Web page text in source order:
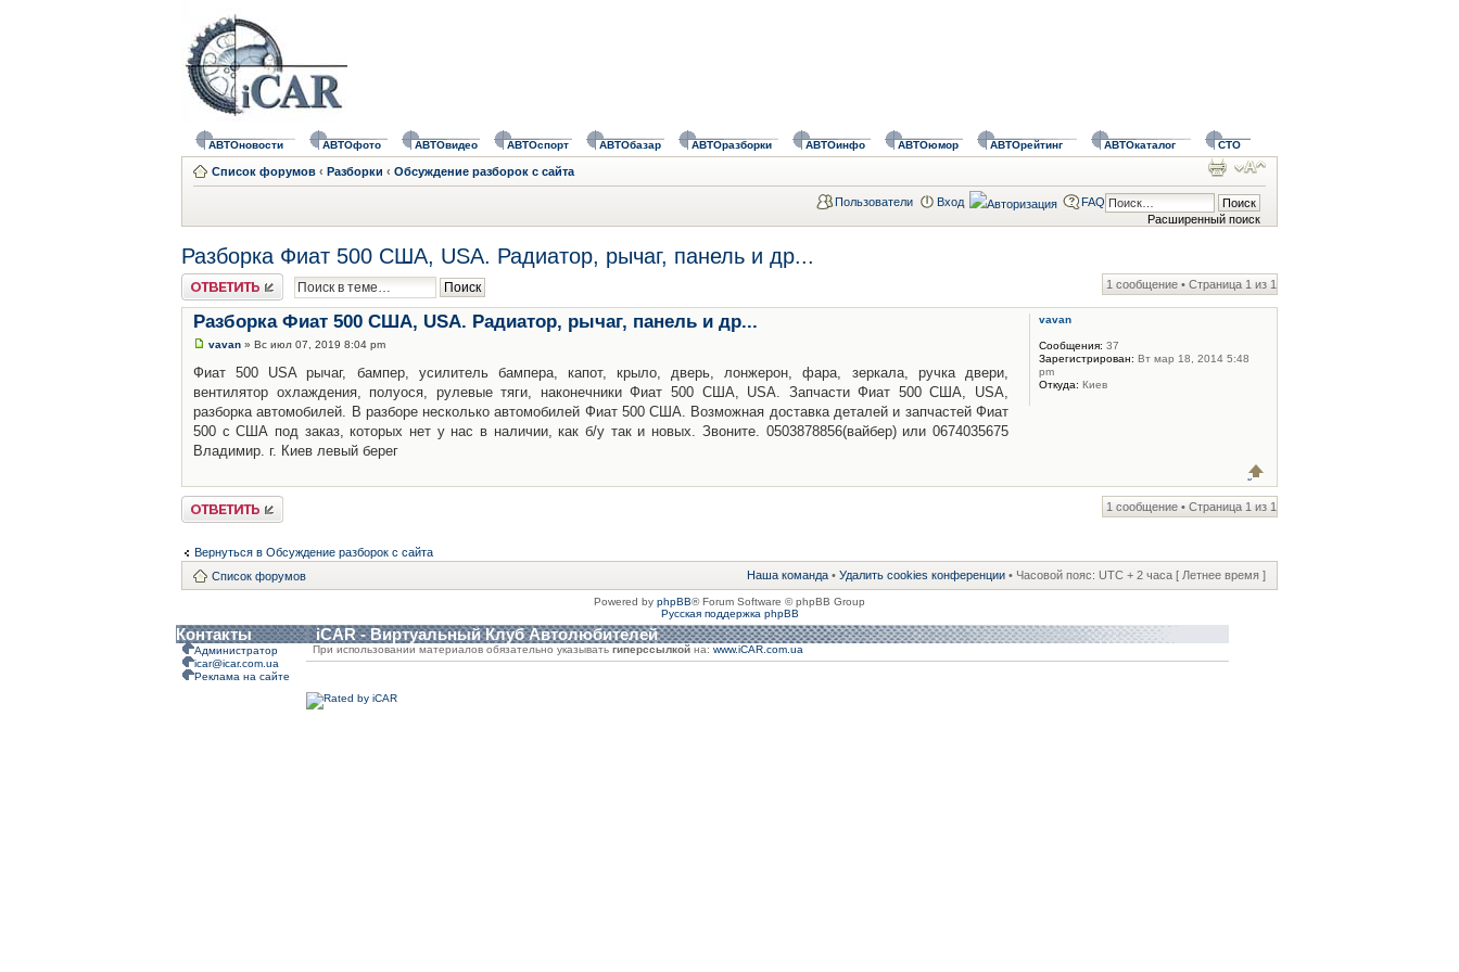
АВТОновости АВТОфото АВТОвидео АВТОспорт АВТОбазар АВТОразборки АВТОинфо АВТОюмор АВТОрейтинг АВТОкаталог СТО
Список форумов ‹ Разборки ‹ Обсуждение разборок с сайта
Расширенный поиск
Пользователи Вход FAQ
Разборка Фиат 500 США, USA. Радиатор, рычаг, панель и др...
Ответить 1 сообщение • Страница 1 из 1
Разборка Фиат 500 США, USA. Радиатор, рычаг, панель и др...
vavan » Вс июл 07, 2019 8:04 pm
Фиат 500 USA рычаг, бампер, усилитель бампера, капот, крыло, дверь, лонжерон, фара, зеркала, ручка двери,
вентилятор охлаждения, полуося, рулевые тяги, наконечники Фиат 500 США, USA. Запчасти Фиат 500 США, USA,
разборка автомобилей. В разборе несколько автомобилей Фиат 500 США. Возможная доставка деталей и запчастей Фиат
500 с США под заказ, которых нет у нас в наличии, как б/у так и новых. Звоните. 0503878856(вайбер) или 0674035675
Владимир. г. Киев левый берег
vavan
Сообщения: 37
Зарегистрирован: Вт мар 18, 2014 5:48
pm
Откуда: Киев
Ответить 1 сообщение • Страница 1 из 1
Вернуться в Обсуждение разборок с сайта
Список форумов
Наша команда • Удалить cookies конференции • Часовой пояс: UTC + 2 часа [ Летнее время ]
Powered by phpBB® Forum Software © phpBB Group
Русская поддержка phpBB
Контакты iCAR - Виртуальный Клуб Автолюбителей
Администратор
icar@icar.com.ua
Реклама на сайте
При использовании материалов обязательно указывать гиперссылкой на: www.iCAR.com.ua